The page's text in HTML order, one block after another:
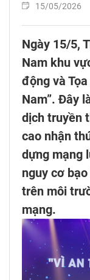
15/05/2026
Ngày 15/5,
Nam khu
động và
Nam”. Đây
dịch truyền
cao nhận
dựng mạng
nguy cơ
trên môi
mạng.